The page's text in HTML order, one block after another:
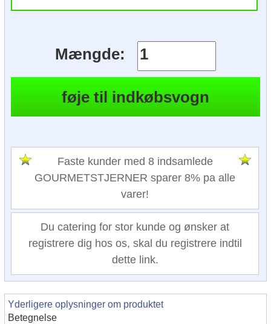
Mængde:
Faste kunder med 8 indsamlede
GOURMETSTJERNER sparer 8% pa alle
varer!
Du catering for stor kunde og ønsker at
registrere dig hos os, skal du registrere indtil
dette link.
Yderligere oplysninger om produktet
Betegnelse